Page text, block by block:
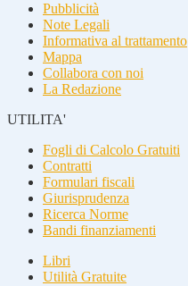
Pubblicità
Note Legali
Informativa al trattamento
Mappa
Collabora con noi
La Redazione
UTILITA'
Fogli di Calcolo Gratuiti
Contratti
Formulari fiscali
Giurisprudenza
Ricerca Norme
Bandi finanziamenti
Libri
Utilità Gratuite